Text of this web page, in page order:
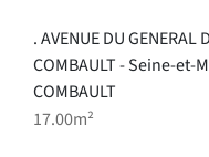
. AVENUE DU GENERAL
COMBAULT - Seine-et-
COMBAULT
17.00m²